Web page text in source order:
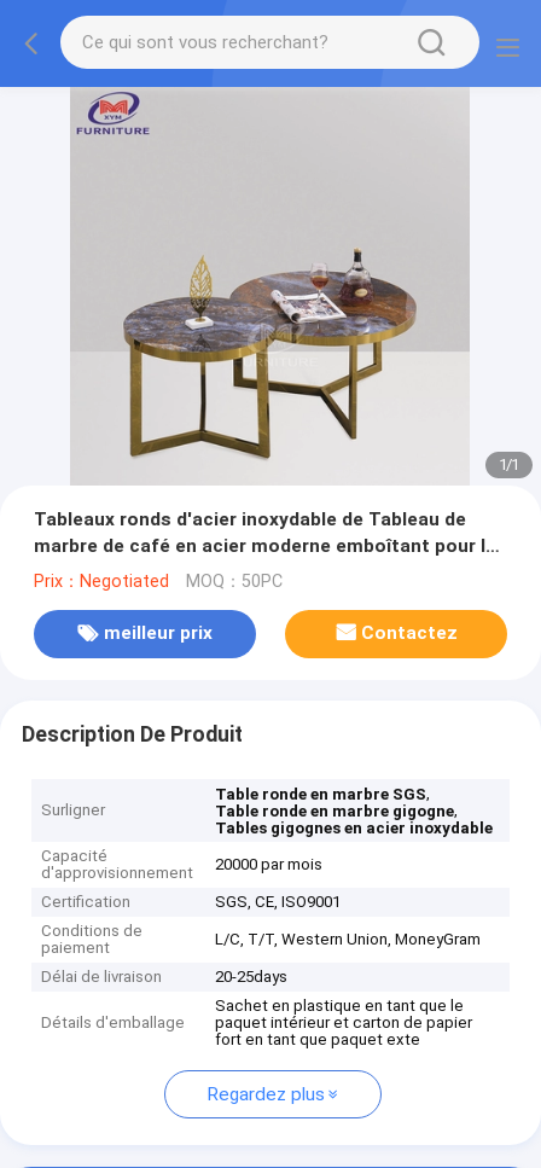
1/1
Tableaux ronds d'acier inoxydable de Tableau de
marbre de café en acier moderne emboîtant pour le
salon
Prix：Negotiated MOQ：50PC
meilleur prix Contactez
Description De Produit
Surligner
Table ronde en marbre SGS,
Table ronde en marbre gigogne,
Tables gigognes en acier inoxydable
Capacité
d'approvisionnement
20000 par mois
Certification
SGS, CE, ISO9001
Conditions de
paiement
L/C, T/T, Western Union, MoneyGram
Délai de livraison 20-25days
Détails d'emballage
Sachet en plastique en tant que le
paquet intérieur et carton de papier
fort en tant que paquet exte
Regardez plus